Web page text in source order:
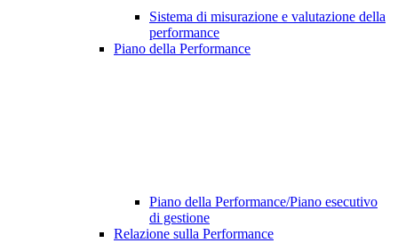
Sistema di misurazione e valutazione della
performance
Piano della Performance
Piano della Performance/Piano esecutivo
di gestione
Relazione sulla Performance